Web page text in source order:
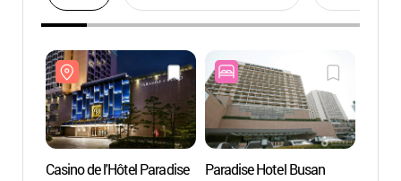
Casino de l'Hôtel Paradise
Paradise Hotel Busan